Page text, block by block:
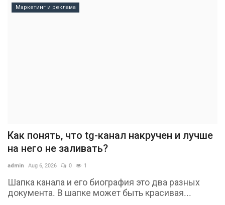
Маркетинг и реклама
Как понять, что tg-канал накручен и лучше
на него не заливать?
admin Aug 6, 2026 0 1
Шапка канала и его биография это два разных
документа. В шапке может быть красивая...